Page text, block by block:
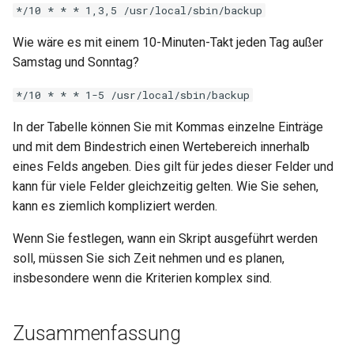
*/10 * * * 1,3,5 /usr/local/sbin/backup
Wie wäre es mit einem 10-Minuten-Takt jeden Tag außer
Samstag und Sonntag?
*/10 * * * 1-5 /usr/local/sbin/backup
In der Tabelle können Sie mit Kommas einzelne Einträge
und mit dem Bindestrich einen Wertebereich innerhalb
eines Felds angeben. Dies gilt für jedes dieser Felder und
kann für viele Felder gleichzeitig gelten. Wie Sie sehen,
kann es ziemlich kompliziert werden.
Wenn Sie festlegen, wann ein Skript ausgeführt werden
soll, müssen Sie sich Zeit nehmen und es planen,
insbesondere wenn die Kriterien komplex sind.
Zusammenfassung